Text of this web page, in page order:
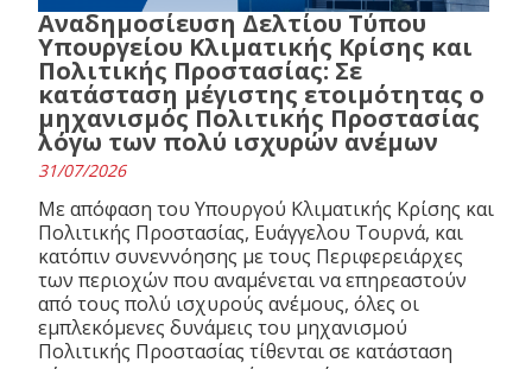
Αναδημοσίευση Δελτίου Τύπου
Υπουργείου Κλιματικής Κρίσης και
Πολιτικής Προστασίας: Σε
κατάσταση μέγιστης ετοιμότητας ο
μηχανισμός Πολιτικής Προστασίας
λόγω των πολύ ισχυρών ανέμων
31/07/2026
Με απόφαση του Υπουργού Κλιματικής Κρίσης και
Πολιτικής Προστασίας, Ευάγγελου Τουρνά, και
κατόπιν συνεννόησης με τους Περιφερειάρχες
των περιοχών που αναμένεται να επηρεαστούν
από τους πολύ ισχυρούς ανέμους, όλες οι
εμπλεκόμενες δυνάμεις του μηχανισμού
Πολιτικής Προστασίας τίθενται σε κατάσταση